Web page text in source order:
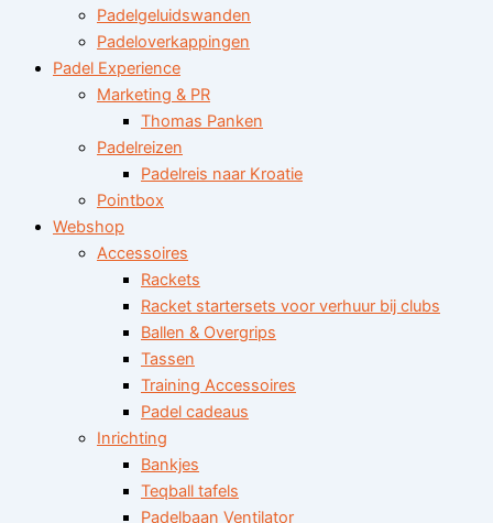
Padelgeluidswanden
Padeloverkappingen
Padel Experience
Marketing & PR
Thomas Panken
Padelreizen
Padelreis naar Kroatie
Pointbox
Webshop
Accessoires
Rackets
Racket startersets voor verhuur bij clubs
Ballen & Overgrips
Tassen
Training Accessoires
Padel cadeaus
Inrichting
Bankjes
Teqball tafels
Padelbaan Ventilator